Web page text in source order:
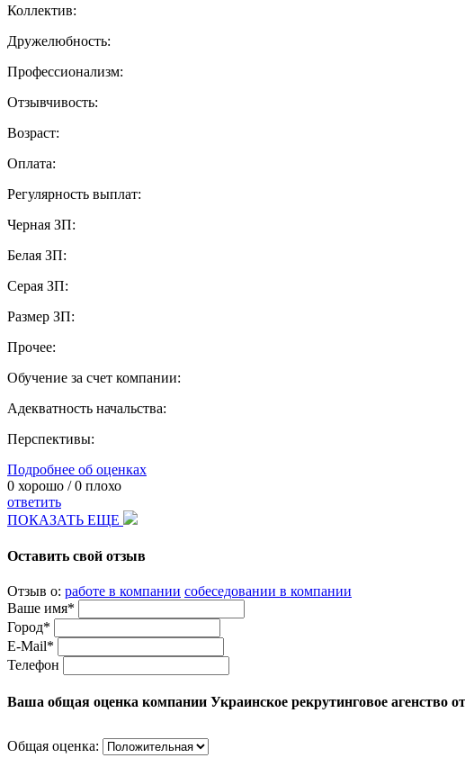
Коллектив:
Дружелюбность:
Профессионализм:
Отзывчивость:
Возраст:
Оплата:
Регулярность выплат:
Черная ЗП:
Белая ЗП:
Серая ЗП:
Размер ЗП:
Прочее:
Обучение за счет компании:
Адекватность начальства:
Перспективы:
Подробнее об оценках
0 хорошо /0 плохо
ответить
ПОКАЗАТЬ ЕЩЕ
Оставить свой отзыв
Отзыв о: работе в компании собеседовании в компании
Ваше имя*
Город*
E-Mail*
Телефон
Ваша общая оценка компании Украинское рекрутинговое агенство
Общая оценка: